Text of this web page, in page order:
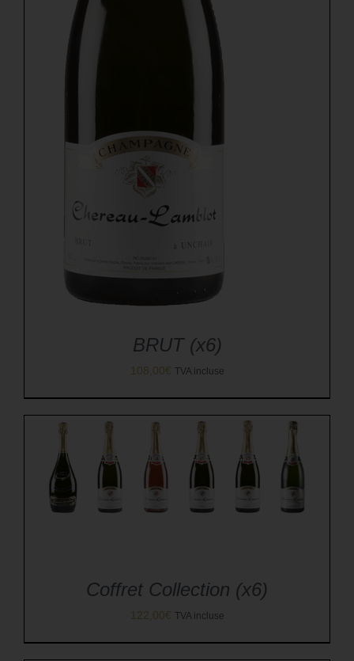
BRUT (x6)
108,00€ TVA incluse
Coffret Collection (x6)
122,00€ TVA incluse